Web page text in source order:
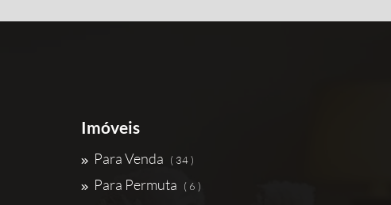
Imóveis
Para Venda ( 34 )
Para Permuta ( 6 )